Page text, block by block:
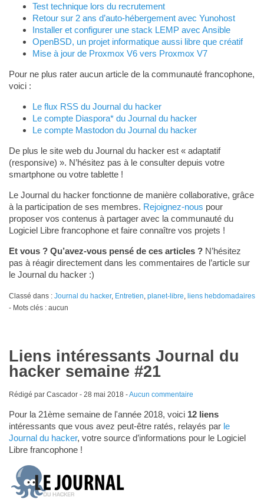
Test technique lors du recrutement
Retour sur 2 ans d’auto-hébergement avec Yunohost
Installer et configurer une stack LEMP avec Ansible
OpenBSD, un projet informatique aussi libre que créatif
Mise à jour de Proxmox V6 vers Proxmox V7
Pour ne plus rater aucun article de la communauté francophone,
voici :
Le flux RSS du Journal du hacker
Le compte Diaspora* du Journal du hacker
Le compte Mastodon du Journal du hacker
De plus le site web du Journal du hacker est « adaptatif
(responsive) ». N’hésitez pas à le consulter depuis votre
smartphone ou votre tablette !
Le Journal du hacker fonctionne de manière collaborative, grâce
à la participation de ses membres. Rejoignez-nous pour
proposer vos contenus à partager avec la communauté du
Logiciel Libre francophone et faire connaître vos projets !
Et vous ? Qu’avez-vous pensé de ces articles ?N’hésitez
pas à réagir directement dans les commentaires de l’article sur
le Journal du hacker :)
Classé dans : Journal du hacker, Entretien planet-libre liens hebdomadaires
- Mots clés : aucun
Liens intéressants Journal du
hacker semaine #21
Rédigé par Cascador - 28 mai 2018 -Aucun commentaire
Pour la 21ème semaine de l'année 2018, voici 12 liens
intéressants que vous avez peut-être ratés, relayés par le
Journal du hacker, votre source d’informations pour le Logiciel
Libre francophone !